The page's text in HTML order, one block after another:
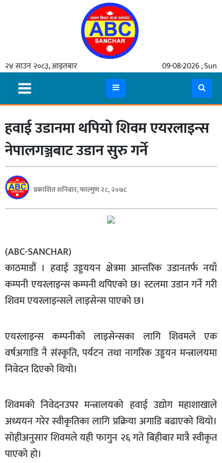
२४ साउन २०८३, आइतबार 09-08-2026 , Sun
समाचार
मुख्य
समाचार
कुटनीती
अर्थ
रसरङ्ग
यौन/
स्वास्थ्य
भिडियो
पत्रपत्रिका
खेलकुद
अचम्म
दुनिया
बिचार
जीवनशैली
साहित्य
सूचना-
हवाई उडानमा थपियो शिवम एयरलाइन्स
नेपालगञ्जबाट उडान सुरु गर्ने
प्रकाशित शनिबार, फाल्गुण २८, २०७८
(ABC-SANCHAR)
काठमाडौं । हवाई उड्डययन क्षेत्रमा आन्तरिक उडानतर्फ नयाँ
कम्पनी एयरलाइन्स कम्पनी थपिएको छ। स्टलमा उडान गर्ने गरी
शिवम एयरलाइन्सले लाइसेन्स पाएको छ।
एयरलाइन्स कम्पनीको लाइसेन्सका लागि शिवमले एक
वर्षअगाडि नै संस्कृति, पर्यटन तथा नागरिक उड्डयन मन्त्रालयमा
निवेदन दिएको थियो।
शिवमको निवेदनउपर मन्त्रालयको हवाई उद्योग महाशाखाले
अध्ययन गरेर स्वीकृतिका लागि प्रक्रिया अगाडि बढाएको थियो।
सोहीअनुसार शिवमले यही फागुन २६ गते बिहीबार मात्रै स्वीकृत
पाएको हो।